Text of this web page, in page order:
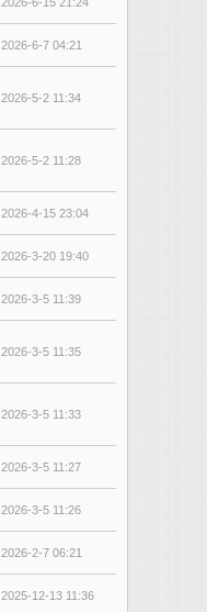
2026-6-7 04:21
2026-5-2 11:34
2026-5-2 11:28
2026-4-15 23:04
2026-3-20 19:40
2026-3-5 11:39
2026-3-5 11:35
2026-3-5 11:33
2026-3-5 11:27
2026-3-5 11:26
2026-2-7 06:21
2025-12-13 11:36